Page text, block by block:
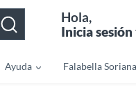
Hola,
Inicia sesión
Ayuda Falabella Soriana